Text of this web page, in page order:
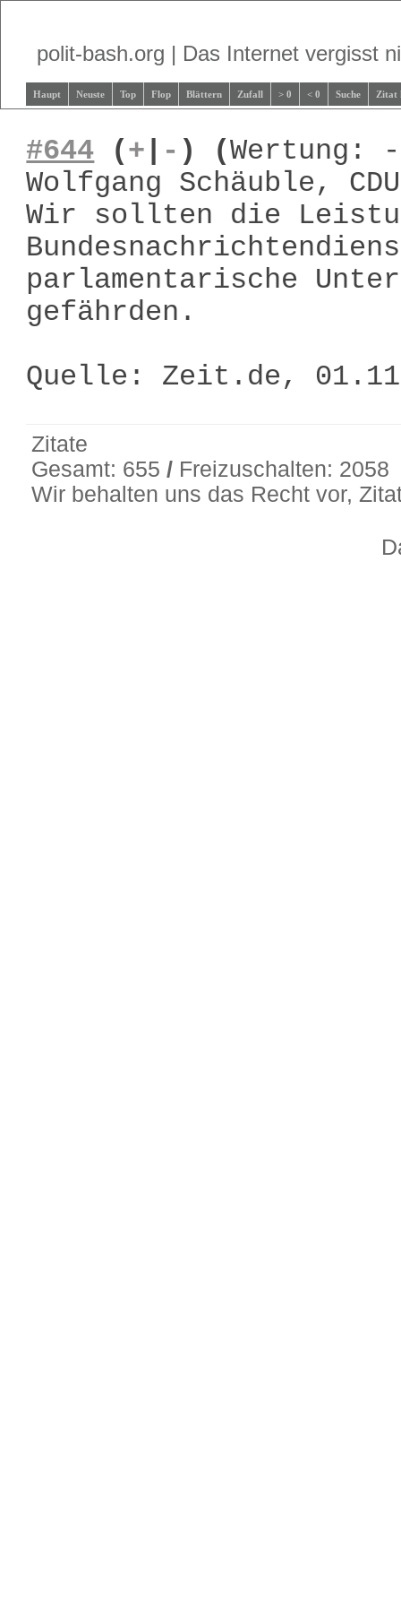
polit-bash.org | Das Internet vergisst
Haupt Neuste Top Flop Blättern Zufall > 0 < 0 Suche Zitat
#644 (+ - ) (Wertung: -
Wolfgang Schäuble, CDU
Wir sollten die
parlamentarische
gefährden.
Quelle: Zeit.de,
Zitate
Gesamt: 655/ Freizuschalten: 2058
Wir behalten uns das Recht vor,